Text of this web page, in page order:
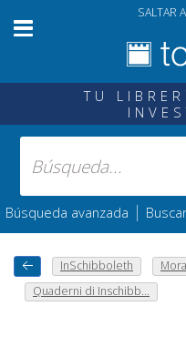
SALTAR
TU
Búsqueda avanzada |
InSchibboleth
Quaderni di Inschibb...